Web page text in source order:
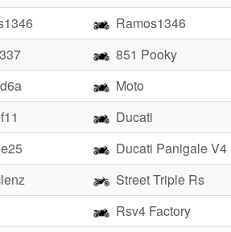
Ramos1346
851 Pooky
Moto
Ducati
Ducati Panigale V4
Street Triple Rs
Rsv4 Factory